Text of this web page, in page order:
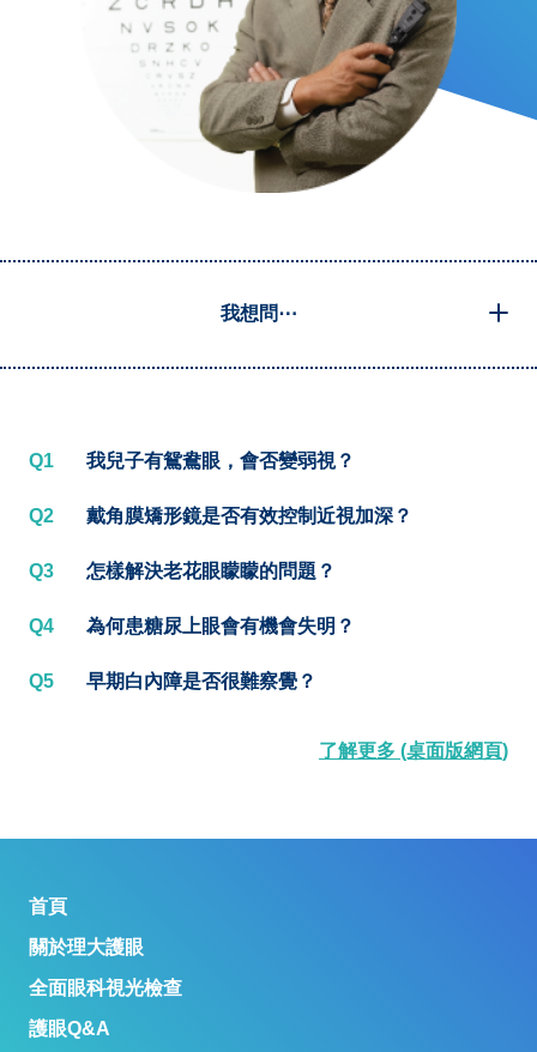
我想問⋯
Q1 我兒子有鴛鴦眼，會否變弱視？
Q2 戴角膜矯形鏡是否有效控制近視加深？
Q3 怎樣解決老花眼矇矇的問題？
Q4 為何患糖尿上眼會有機會失明？
Q5 早期白內障是否很難察覺？
了解更多 (桌面版網頁)
首頁
關於理大護眼
全面眼科視光檢查
護眼Q&A